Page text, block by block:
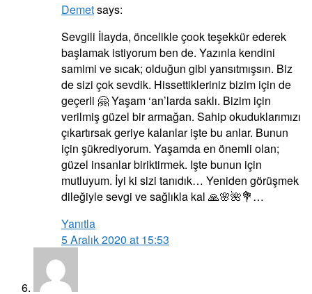
Demetsays:
Sevgili İlayda, öncelikle çook teşekkür ederek
başlamak istiyorum ben de. Yazınla kendini
samimi ve sıcak; olduğun gibi yansıtmışsın. Biz
de sizi çok sevdik. Hissettikleriniz bizim için de
geçerli 🤗 Yaşam ‘an’larda saklı. Bizim için
verilmiş güzel bir armağan. Sahip okuduklarımızı
çıkartırsak geriye kalanlar işte bu anlar. Bunun
için şükrediyorum. Yaşamda en önemli olan;
güzel insanlar biriktirmek. Işte bunun için
mutluyum. İyi ki sizi tanıdık… Yeniden görüşmek
dileğiyle sevgi ve sağlıkla kal 🙏🌸🌺💐…
Yanıtla
5 Aralık 2020 at 15:53